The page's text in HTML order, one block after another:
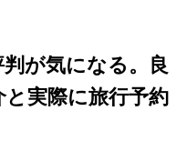
が気になる。良
実際に旅行予約